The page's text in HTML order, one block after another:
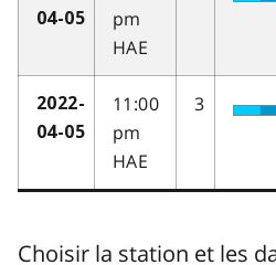
04-05
pm
HAE
2022-
04-05
11:00
pm
HAE
3
Choisir la station et les